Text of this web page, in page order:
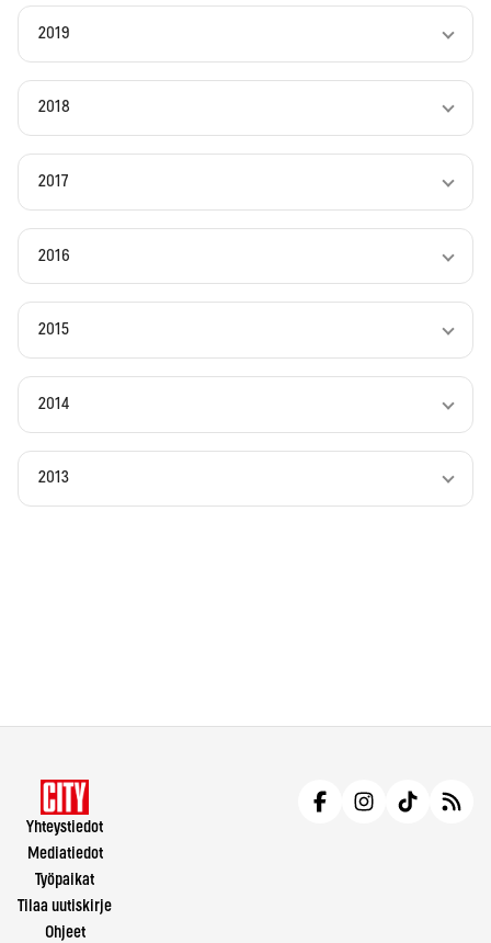
2019
2018
2017
2016
2015
2014
2013
Yhteystiedot
Mediatiedot
Työpaikat
Tilaa uutiskirje
Ohjeet